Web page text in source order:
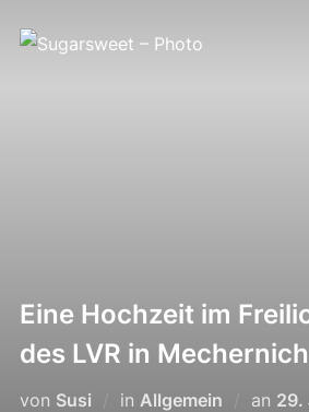
Inhalt
Eine Hochzeit im
des LVR in
von Susi in Allgemein an 29.